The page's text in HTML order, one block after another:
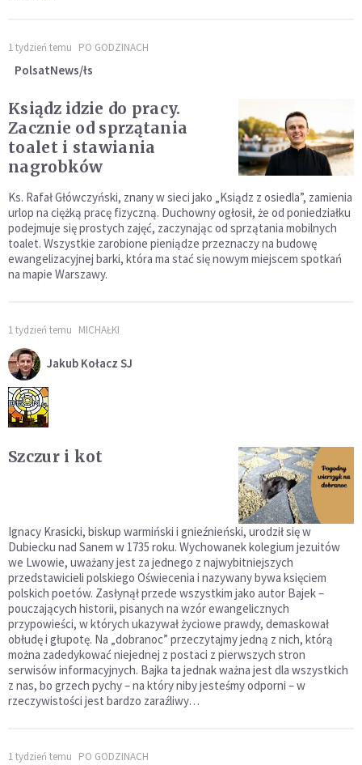
1 tydzień temu PO GODZINACH
PolsatNews/łs
Ksiądz idzie do pracy.
Zacznie od sprzątania
toalet i stawiania
nagrobków
Ks. Rafał Główczyński, znany w sieci jako „Ksiądz z osiedla”, zamienia
urlop na ciężką pracę fizyczną. Duchowny ogłosił, że od poniedziałku
podejmuje się prostych zajęć, zaczynając od sprzątania mobilnych
toalet. Wszystkie zarobione pieniądze przeznaczy na budowę
ewangelizacyjnej barki, która ma stać się nowym miejscem spotkań
na mapie Warszawy.
1 tydzień temu MICHAŁKI
Jakub Kołacz SJ
Szczur i kot
Ignacy Krasicki, biskup warmiński i gnieźnieński, urodził się w
Dubiecku nad Sanem w 1735 roku. Wychowanek kolegium jezuitów
we Lwowie, uważany jest za jednego z najwybitniejszych
przedstawicieli polskiego Oświecenia i nazywany bywa księciem
polskich poetów. Zasłynął przede wszystkim jako autor Bajek –
pouczających historii, pisanych na wzór ewangelicznych
przypowieści, w których ukazywał życiowe prawdy, demaskował
obłudę i głupotę. Na „dobranoc” przeczytajmy jedną z nich, którą
można zadedykować niejednej z postaci z pierwszych stron
serwisów informacyjnych. Bajka ta jednak ważna jest dla wszystkich
z nas, bo grzech pychy – na który niby jesteśmy odporni – w
rzeczywistości jest bardzo zaraźliwy…
1 tydzień temu PO GODZINACH